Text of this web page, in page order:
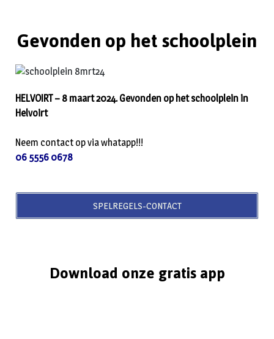
Gevonden op het schoolplein
HELVOIRT – 8 maart 2024. Gevonden op het schoolplein in
Helvoirt
Neem contact op via whatapp!!!
06 5556 0678
SPELREGELS-CONTACT
Download onze gratis app